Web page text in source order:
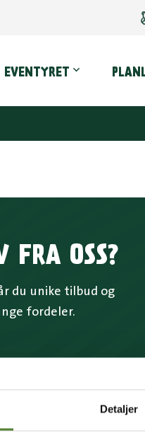
Detaljer
EVENTYRET
FRA OSS?
du unike tilbud og
fordeler.